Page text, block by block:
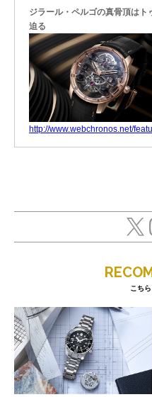
ジラール・ペルゴの真骨頂は
迫る
http://www.webchronos.net/
こち